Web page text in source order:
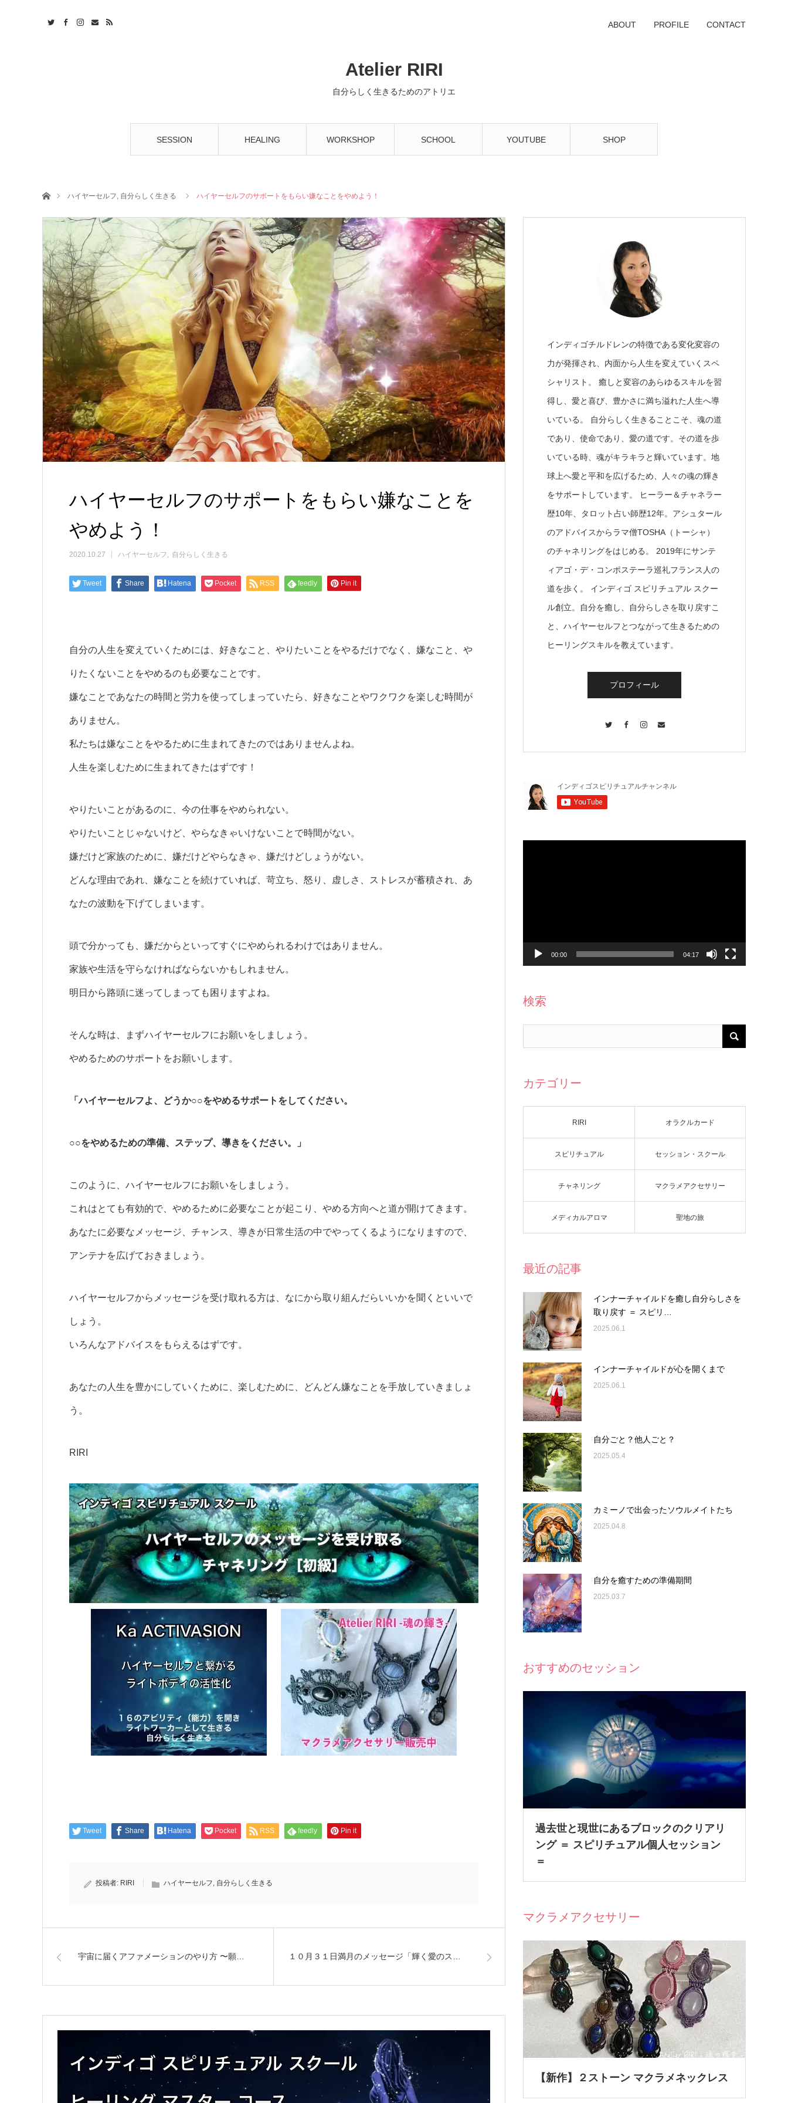
Atelier RIRI
自分らしく生きるためのアトリエ
SESSION HEALING WORKSHOP SCHOOL YOUTUBE SHOP
ABOUT PROFILE CONTACT
ホームハイヤーセルフ, 自分らしく生きる ハイヤーセルフのサポートをもらい嫌なことをやめよう！
ハイヤーセルフのサポートをもらい嫌なことを
やめよう！
2020.10.27 ハイヤーセルフ 自分らしく生きる
Tweet Share Hatena Pocket RSS feedly Pin it
自分の人生を変えていくためには、好きなこと、やりたいことをやるだけでなく、嫌なこと、や
りたくないことをやめるのも必要なことです。
嫌なことであなたの時間と労力を使ってしまっていたら、好きなことやワクワクを楽しむ時間が
ありません。
私たちは嫌なことをやるために生まれてきたのではありませんよね。
人生を楽しむために生まれてきたはずです！
やりたいことがあるのに、今の仕事をやめられない。
やりたいことじゃないけど、やらなきゃいけないことで時間がない。
嫌だけど家族のために、嫌だけどやらなきゃ、嫌だけどしょうがない。
どんな理由であれ、嫌なことを続けていれば、苛立ち、怒り、虚しさ、ストレスが蓄積され、あ
なたの波動を下げてしまいます。
頭で分かっても、嫌だからといってすぐにやめられるわけではありません。
家族や生活を守らなければならないかもしれません。
明日から路頭に迷ってしまっても困りますよね。
そんな時は、まずハイヤーセルフにお願いをしましょう。
やめるためのサポートをお願いします。
「ハイヤーセルフよ、どうか○○をやめるサポートをしてください。
○○をやめるための準備、ステップ、導きをください。」
このように、ハイヤーセルフにお願いをしましょう。
これはとても有効的で、やめるために必要なことが起こり、やめる方向へと道が開けてきます。
あなたに必要なメッセージ、チャンス、導きが日常生活の中でやってくるようになりますので、
アンテナを広げておきましょう。
ハイヤーセルフからメッセージを受け取れる方は、なにから取り組んだらいいかを聞くといいで
しょう。
いろんなアドバイスをもらえるはずです。
あなたの人生を豊かにしていくために、楽しむために、どんどん嫌なことを手放していきましょ
う。
RIRI
Tweet Share Hatena Pocket RSS feedly Pin it
投稿者: RIRI ハイヤーセルフ, 自分らしく生きる
宇宙に届くアファメーションのやり方 〜願… １０月３１日満月のメッセージ「輝く愛のス…
インディゴチルドレンの特徴である変化変容の
力が発揮され、内面から人生を変えていくスペ
シャリスト。 癒しと変容のあらゆるスキルを習
得し、愛と喜び、豊かさに満ち溢れた人生へ導
いている。 自分らしく生きることこそ、魂の道
であり、使命であり、愛の道です。その道を歩
いている時、魂がキラキラと輝いています。地
球上へ愛と平和を広げるため、人々の魂の輝き
をサポートしています。 ヒーラー＆チャネラー
歴10年、タロット占い師歴12年。アシュタール
のアドバイスからラマ僧TOSHA（トーシャ）
のチャネリングをはじめる。 2019年にサンテ
ィアゴ・デ・コンポステーラ巡礼フランス人の
道を歩く。 インディゴ スピリチュアル スクー
ル創立。自分を癒し、自分らしさを取り戻すこ
と、ハイヤーセルフとつながって生きるための
ヒーリングスキルを教えています。
プロフィール
00:00 04:17
検索
カテゴリー
RIRI オラクルカード
スピリチュアル セッション・スクール
チャネリング マクラメアクセサリー
メディカルアロマ 聖地の旅
最近の記事
インナーチャイルドを癒し自分らしさを
取り戻す ＝ スピリ…
2025.06.1
インナーチャイルドが心を開くまで
2025.06.1
自分ごと？他人ごと？
2025.05.4
カミーノで出会ったソウルメイトたち
2025.04.8
自分を癒すための準備期間
2025.03.7
おすすめのセッション
過去世と現世にあるブロックのクリアリ
ング ＝ スピリチュアル個人セッション
＝
マクラメアクセサリー
【新作】２ストーン マクラメネックレス